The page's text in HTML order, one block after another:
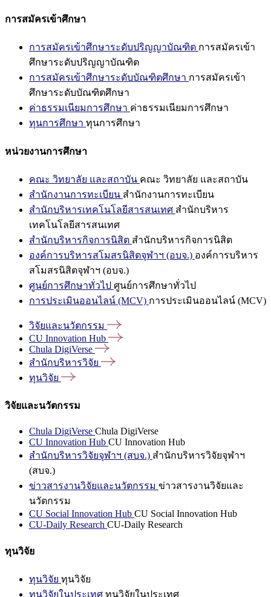
การสมัครเข้าศึกษา
การสมัครเข้าศึกษาระดับปริญญาบัณฑิต การสมัครเข้า
ศึกษาระดับปริญญาบัณฑิต
การสมัครเข้าศึกษาระดับบัณฑิตศึกษา การสมัครเข้า
ศึกษาระดับบัณฑิตศึกษา
ค่าธรรมเนียมการศึกษา ค่าธรรมเนียมการศึกษา
ทุนการศึกษา ทุนการศึกษา
หน่วยงานการศึกษา
คณะ วิทยาลัย และสถาบัน คณะ วิทยาลัย และสถาบัน
สำนักงานการทะเบียน สำนักงานการทะเบียน
สำนักบริหารเทคโนโลยีสารสนเทศ สำนักบริหาร
เทคโนโลยีสารสนเทศ
สำนักบริหารกิจการนิสิต สำนักบริหารกิจการนิสิต
องค์การบริหารสโมสรนิสิตจุฬาฯ (อบจ.) องค์การบริหาร
สโมสรนิสิตจุฬาฯ (อบจ.)
ศูนย์การศึกษาทั่วไป ศูนย์การศึกษาทั่วไป
การประเมินออนไลน์ (MCV) การประเมินออนไลน์ (MCV)
วิจัยและนวัตกรรม
CU Innovation Hub
Chula DigiVerse
สำนักบริหารวิจัย
ทุนวิจัย
วิจัยและนวัตกรรม
Chula DigiVerse Chula DigiVerse
CU Innovation Hub CU Innovation Hub
สำนักบริหารวิจัยจุฬาฯ (สบจ.) สำนักบริหารวิจัยจุฬาฯ
(สบจ.)
ข่าวสารงานวิจัยและนวัตกรรม ข่าวสารงานวิจัยและ
นวัตกรรม
CU Social Innovation Hub CU Social Innovation Hub
CU-Daily Research CU-Daily Research
ทุนวิจัย
ทุนวิจัย ทุนวิจัย
ทุนวิจัยในประเทศ ทุนวิจัยในประเทศ